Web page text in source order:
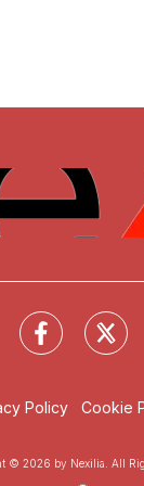
Policy Cookie
© 2026 by Nexilia. All